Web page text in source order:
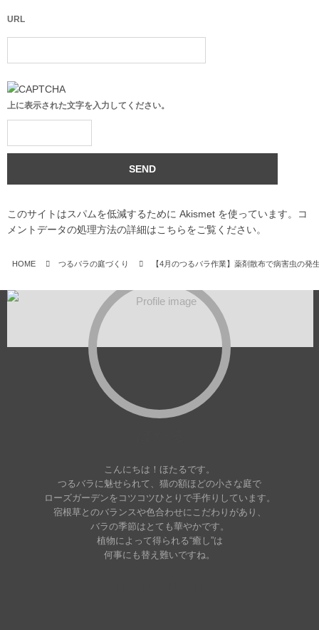
URL
上に表示された文字を入力してください。
このサイトはスパムを低減するために Akismet を使っています。
コ
メントデータの処理方法の詳細はこちらをご覧ください。
HOME つるバラの庭づくり 【4月のつるバラ作業】薬剤散布で病害虫の発
こんにちは！ほたるです。
つるバラに魅せられて、猫の額ほどの小さな庭で
ローズガーデンをコツコツひとりで手作りしています。
宿根草とのバランスや色合わせにこだわりがあり、
バラの季節はとても華やかです。
植物によって得られる“癒し”は
何事にも替え難いですね。